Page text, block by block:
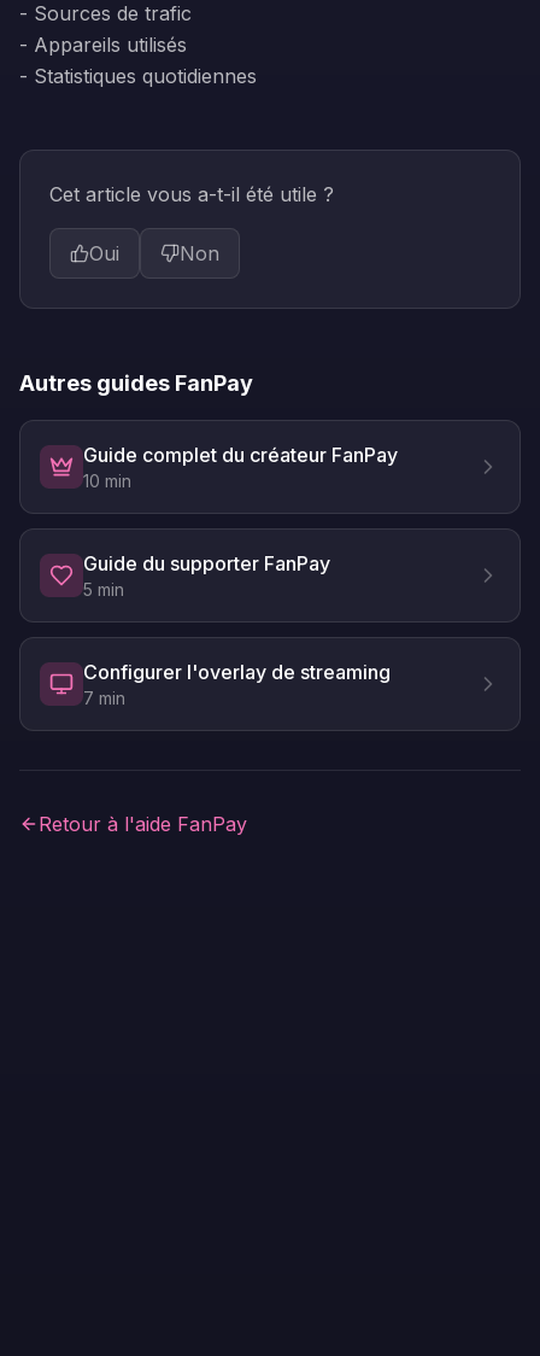
- Sources de trafic
- Appareils utilisés
- Statistiques quotidiennes
Cet article vous a-t-il été utile ?
Oui Non
Autres guides FanPay
Guide complet du créateur FanPay
10 min
Guide du supporter FanPay
5 min
Configurer l'overlay de streaming
7 min
Retour à l'aide FanPay